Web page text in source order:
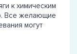
к химическим
Все желающие
могут